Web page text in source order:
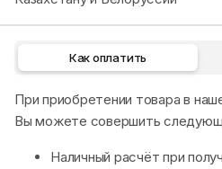
Как оплатить
При приобретении товара в
Вы можете совершить
Наличный расчёт при